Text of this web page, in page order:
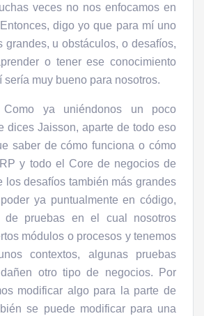
veces no nos enfocamos en
digo yo que para mí uno
grandes, u obstáculos, o desafíos,
o tener ese conocimiento
sería muy bueno para nosotros.
Como ya uniéndonos un poco
dices Jaisson, aparte de todo eso
saber de cómo funciona o cómo
y todo el Core de negocios de
los desafíos también más grandes
ya puntualmente en código,
de pruebas en el cual nosotros
módulos o procesos y tenemos
contextos, algunas pruebas
otro tipo de negocios. Por
modificar algo para la parte de
se puede modificar para una